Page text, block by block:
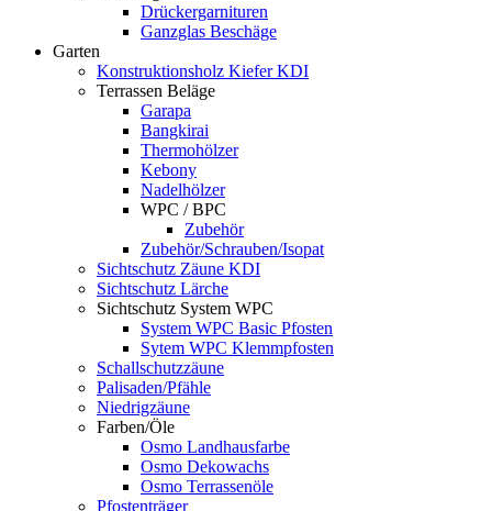
Drückergarnituren
Ganzglas Beschäge
Garten
Konstruktionsholz Kiefer KDI
Terrassen Beläge
Garapa
Bangkirai
Thermohölzer
Kebony
Nadelhölzer
WPC / BPC
Zubehör
Zubehör/Schrauben/Isopat
Sichtschutz Zäune KDI
Sichtschutz Lärche
Sichtschutz System WPC
System WPC Basic Pfosten
Sytem WPC Klemmpfosten
Schallschutzzäune
Palisaden/Pfähle
Niedrigzäune
Farben/Öle
Osmo Landhausfarbe
Osmo Dekowachs
Osmo Terrassenöle
Pfostenträger